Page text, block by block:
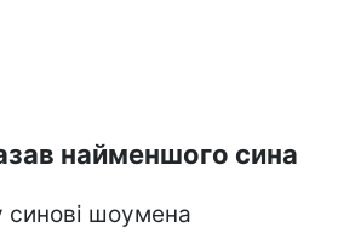
найменшого сина
шоумена